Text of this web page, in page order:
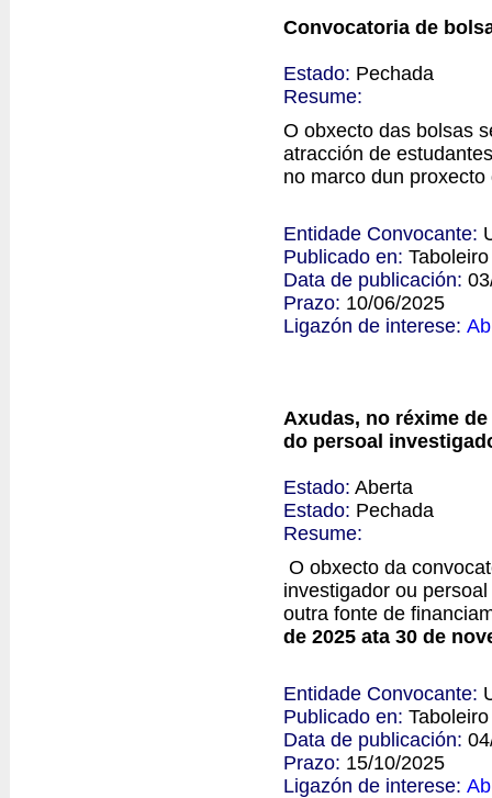
Convocatoria de
Estado: Pechada
Resume:
O obxecto das bolsas
atracción de
no marco dun
Entidade Convocante:
Publicado en:
Data de publicación:
Prazo: 10/06/2025
Ligazón de interese:
Axudas, no réxime
do persoal
Estado: Aberta
Estado: Pechada
Resume:
O obxecto da
investigador ou
outra fonte de
de 2025 ata 30 de
Entidade Convocante:
Publicado en:
Data de publicación:
Prazo: 15/10/2025
Ligazón de interese: